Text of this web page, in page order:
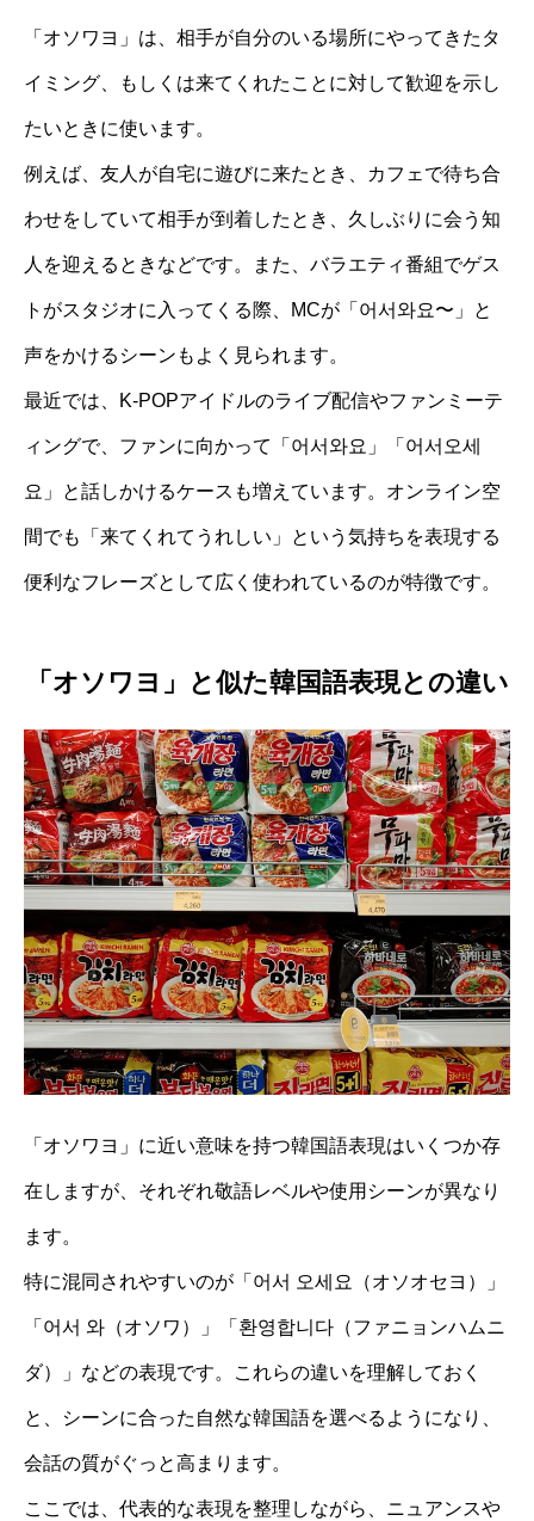
「オソワヨ」は、相手が自分のいる場所にやってきたタ
イミング、もしくは来てくれたことに対して歓迎を示し
たいときに使います。
例えば、友人が自宅に遊びに来たとき、カフェで待ち合
わせをしていて相手が到着したとき、久しぶりに会う知
人を迎えるときなどです。また、バラエティ番組でゲス
トがスタジオに入ってくる際、MCが「어서와요〜」と
声をかけるシーンもよく見られます。
最近では、K-POPアイドルのライブ配信やファンミーテ
ィングで、ファンに向かって「어서와요」「어서오세
요」と話しかけるケースも増えています。オンライン空
間でも「来てくれてうれしい」という気持ちを表現する
便利なフレーズとして広く使われているのが特徴です。
「オソワヨ」と似た韓国語表現との違い
「オソワヨ」に近い意味を持つ韓国語表現はいくつか存
在しますが、それぞれ敬語レベルや使用シーンが異なり
ます。
特に混同されやすいのが「어서 오세요（オソオセヨ）」
「어서 와（オソワ）」「환영합니다（ファニョンハムニ
ダ）」などの表現です。これらの違いを理解しておく
と、シーンに合った自然な韓国語を選べるようになり、
会話の質がぐっと高まります。
ここでは、代表的な表現を整理しながら、ニュアンスや